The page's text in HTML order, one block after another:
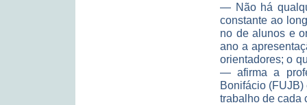
— Não há
constante ao
no de alunos e
ano a
orientadores; o
— afirma a
Bonifácio
trabalho de cada